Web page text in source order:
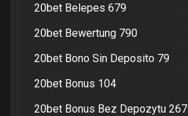
20bet Belepes 679
20bet Bewertung 790
20bet Bono Sin Deposito 79
20bet Bonus 104
20bet Bonus Bez Depozytu 267